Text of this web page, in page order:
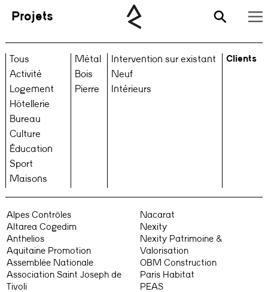
Projets
Tous
Activité
Logement
Hôtellerie
Bureau
Culture
Éducation
Sport
Maisons
Métal
Bois
Pierre
Intervention sur existant
Neuf
Intérieurs
Clients
Alpes Contrôles
Altarea Cogedim
Anthelios
Aquitaine Promotion
Assemblée Nationale
Association Saint Joseph de
Tivoli
Nacarat
Nexity
Nexity Patrimoine &
Valorisation
OBM Construction
Paris Habitat
PEAS